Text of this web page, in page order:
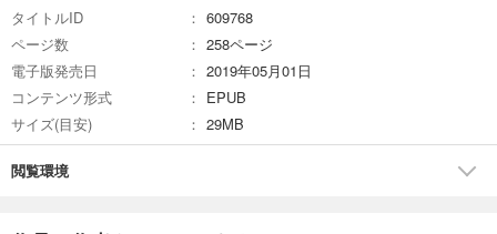
タイトルID
609768
ページ数
258ページ
電子版発売日
2019年05月01日
コンテンツ形式
EPUB
サイズ(目安)
29MB
閲覧環境